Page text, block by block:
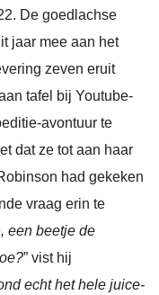
De goedlachse
jaar mee aan het
zeven eruit
tafel bij Youtube-
avontuur te
dat ze tot aan haar
had gekeken
vraag erin te
een beetje de
” vist hij
echt het hele juice-